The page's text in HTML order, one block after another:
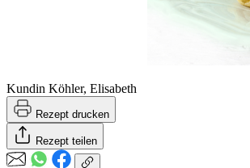
Kundin Köhler, Elisabeth
Rezept drucken
Rezept teilen